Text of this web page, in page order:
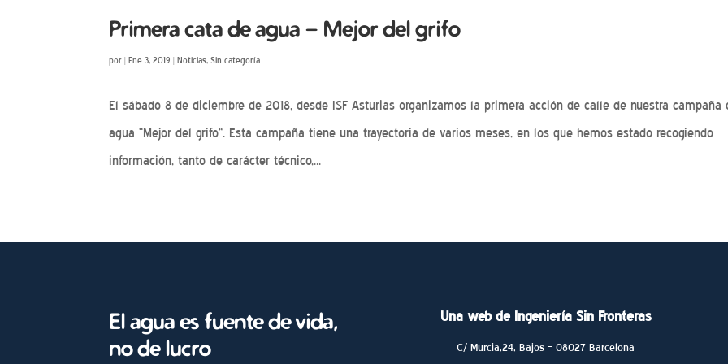
Primera cata de agua – Mejor del grifo
por|Ene 3, 2019 |Noticias,Sin categoría
El sábado 8 de diciembre de 2018, desde ISF Asturias organizamos la primera acción de calle de nuestra campaña
agua “Mejor del grifo”. Esta campaña tiene una trayectoria de varios meses, en los que hemos estado recogiendo
información, tanto de carácter técnico,...
El agua es fuente de vida,
no de lucro
Una web de Ingeniería Sin Fronteras
C/ Murcia,24, Bajos – 08027 Barcelona